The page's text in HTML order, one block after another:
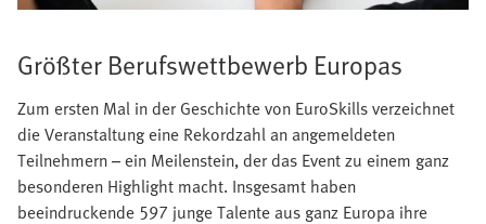
Größter Berufswettbewerb Europas
Zum ersten Mal in der Geschichte von EuroSkills verzeichnet
die Veranstaltung eine Rekordzahl an angemeldeten
Teilnehmern – ein Meilenstein, der das Event zu einem ganz
besonderen Highlight macht. Insgesamt haben
beeindruckende 597 junge Talente aus ganz Europa ihre